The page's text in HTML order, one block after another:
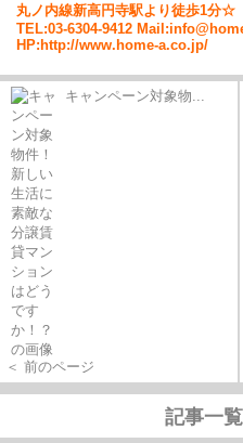
丸ノ内線新高円寺駅より徒歩1分☆
TEL:03-6304-9412
HP:http://www.home-a.co.jp/
キャンペーン対象物...
＜ 前のページ
記事一